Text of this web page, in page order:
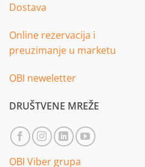
Dostava
Online rezervacija i
preuzimanje u marketu
OBI neweletter
DRUŠTVENE MREŽE
OBI Viber grupa